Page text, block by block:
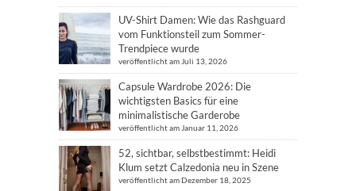
UV-Shirt Damen: Wie das Rashguard
vom Funktionsteil zum Sommer-
Trendpiece wurde
veröffentlicht am Juli 13, 2026
Capsule Wardrobe 2026: Die
wichtigsten Basics für eine
minimalistische Garderobe
veröffentlicht am Januar 11, 2026
52, sichtbar, selbstbestimmt: Heidi
Klum setzt Calzedonia neu in Szene
veröffentlicht am Dezember 18, 2025